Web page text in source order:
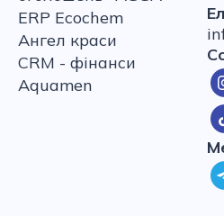
ERP Ecochem
Ангел краси
CRM - фінанси
Aquamen